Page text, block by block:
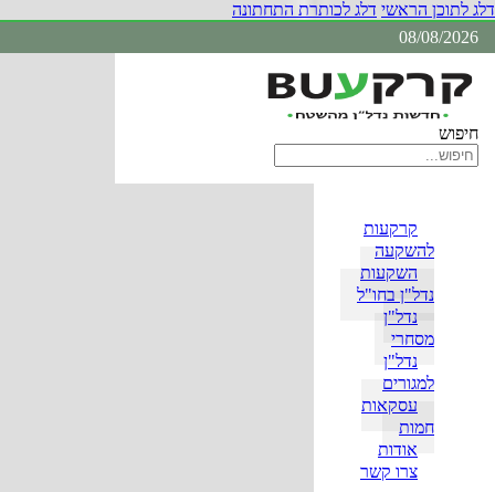
דלג לתוכן הראשי דלג לכותרת התחתונה
08/08/2026
חיפוש
קרקעות
להשקעה
השקעות
נדל"ן בחו"ל
נדל"ן
מסחרי
נדל"ן
למגורים
עסקאות
חמות
אודות
צרו קשר